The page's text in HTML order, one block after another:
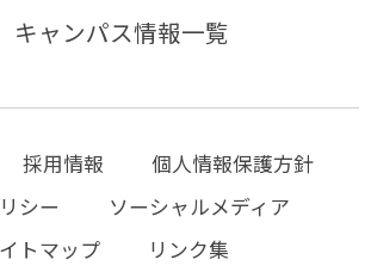
キャンパス情報一覧
採用情報
個人情報保護方針
シー
ソーシャルメディア
トマップ
リンク集